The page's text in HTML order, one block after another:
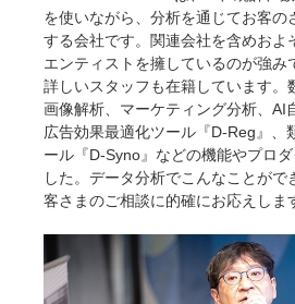
を使いながら、分析を通じてお客の
する会社です。関連会社を含めおよ
エンティストを擁しているのが強み
詳しいスタッフも在籍しています。
画像解析、マーケティング分析、AI
広告効果最適化ツール『D-Reg』、
ール『D-Syno』などの機能やプロ
した。データ分析でこんなことがで
客さまのご相談に的確にお応えしま